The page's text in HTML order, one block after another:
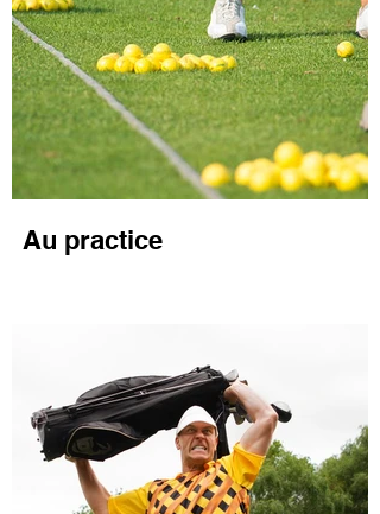
Au practice